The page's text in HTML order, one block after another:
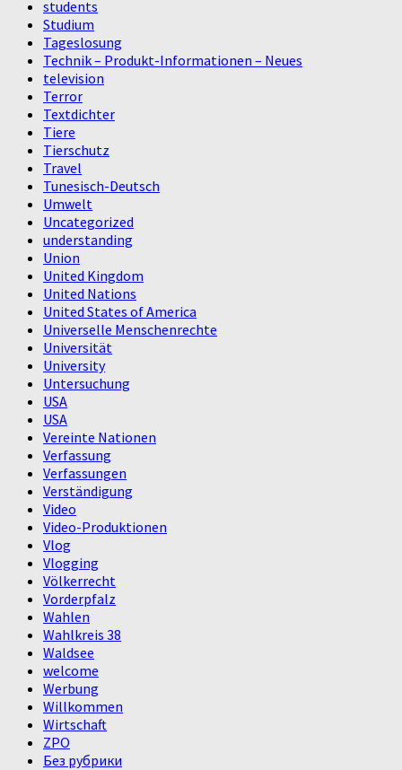
students
Studium
Tageslosung
Technik – Produkt-Informationen – Neues
television
Terror
Textdichter
Tiere
Tierschutz
Travel
Tunesisch-Deutsch
Umwelt
Uncategorized
understanding
Union
United Kingdom
United Nations
United States of America
Universelle Menschenrechte
Universität
University
Untersuchung
USA
USA
Vereinte Nationen
Verfassung
Verfassungen
Verständigung
Video
Video-Produktionen
Vlog
Vlogging
Völkerrecht
Vorderpfalz
Wahlen
Wahlkreis 38
Waldsee
welcome
Werbung
Willkommen
Wirtschaft
ZPO
Без рубрики